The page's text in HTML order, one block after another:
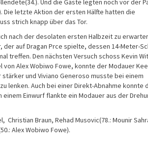
Und die Gäste legten noch vor der
Die letzte Aktion der ersten Hälfte hatten die
strich knapp über das Tor.
nach der desolaten ersten Halbzeit zu
der auf Dragan Prce spielte, dessen 14-Meter-
treffen. Den nächsten Versuch schoss Kevin
Alex Wobiwo Fowe, konnte der Modauer
und Viviano Generoso musste bei einem
lenken. Auch bei einer Direkt-Abnahme konnte
Einwurf flankte ein Modauer aus der
Christian Braun, Rehad Musovic(78.: Mounir
Alex Wobiwo Fowe).